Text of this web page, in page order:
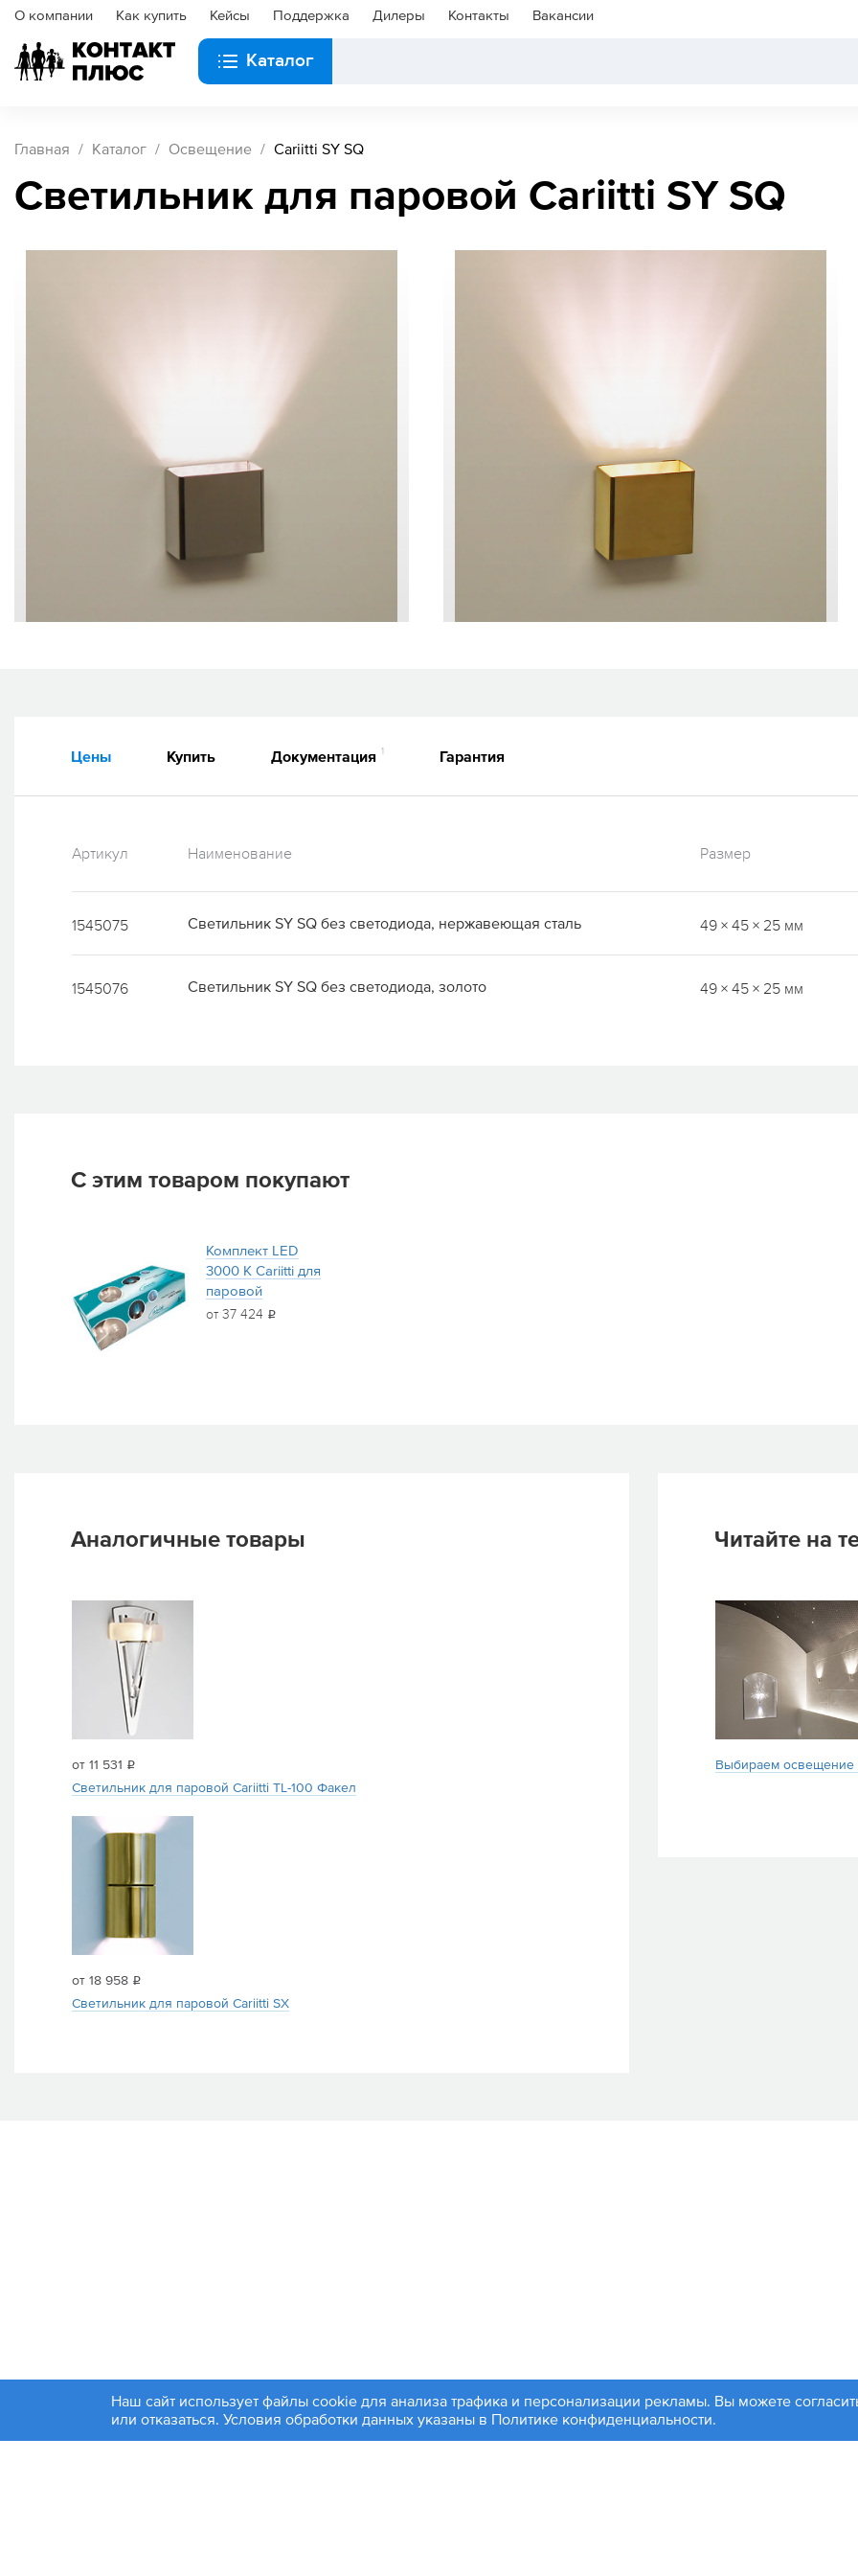
О компании Как купить Кейсы Поддержка Дилеры Контакты Вакансии
Каталог
Главная Каталог Освещение Cariitti SY SQ
Светильник для паровой Cariitti SY SQ
Цены Купить Документация 1 Гарантия
Артикул Наименование Размер
1545075 Светильник SY SQ без светодиода, нержавеющая сталь 49 × 45 × 25 мм
1545076 Светильник SY SQ без светодиода, золото 49 × 45 × 25 мм
С этим товаром покупают
Комплект LED
3000 K Cariitti для
паровой
от 37 424 i
Аналогичные товары
от 11 531 i
Светильник для паровой Cariitti TL-100 Факел
от 18 958 i
Светильник для паровой Cariitti SX
Читайте на
Выбираем освещение
© 1994-2026. ЗАО «Контакт Плюс»
Политика конфиденциальности
+7 499 504-88-48
Москва, ул. 1812 года, д. 12
Наш сайт использует файлы cookie для анализа трафика и персонализации рекламы. Вы можете
или отказаться. Условия обработки данных указаны в Политике конфиденциальности.